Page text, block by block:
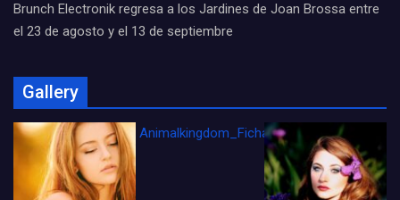
Brunch Electronik regresa a los Jardines de Joan Brossa entre
el 23 de agosto y el 13 de septiembre
Gallery
Animalkingdom_FichaCine